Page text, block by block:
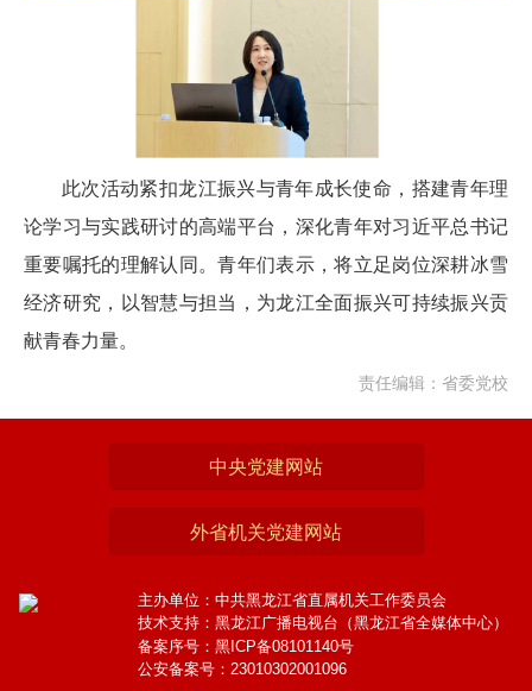
此次活动紧扣龙江振兴与青年成长使命，搭建青年理
论学习与实践研讨的高端平台，深化青年对习近平总书记
重要嘱托的理解认同。青年们表示，将立足岗位深耕冰雪
经济研究，以智慧与担当，为龙江全面振兴可持续振兴贡
献青春力量。
责任编辑：省委党校
中央党建网站
外省机关党建网站
主办单位：中共黑龙江省直属机关工作委员会
技术支持：黑龙江广播电视台（黑龙江省全媒体中心）
备案序号：黑ICP备08101140号
公安备案号：23010302001096